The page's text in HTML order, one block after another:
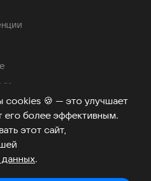
cookies 🍪 — это улучшает
его более эффективным.
этот сайт,
данных.
вопросы
©2026